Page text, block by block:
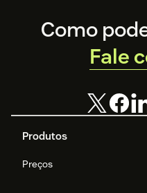
Footer
Produtos
Preços
Como
Fale